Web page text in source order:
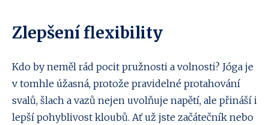
Zlepšení flexibility
Kdo by neměl rád pocit pružnosti a volnosti? Jóga je
v tomhle úžasná, protože pravidelné protahování
svalů, šlach a vazů nejen uvolňuje napětí, ale přináší i
lepší pohyblivost kloubů. Ať už jste začátečník nebo